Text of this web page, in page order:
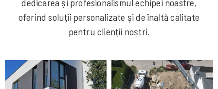
dedicarea și profesionalismul echipei noastre,
oferind soluții personalizate și de înaltă calitate
pentru clienții noștri.